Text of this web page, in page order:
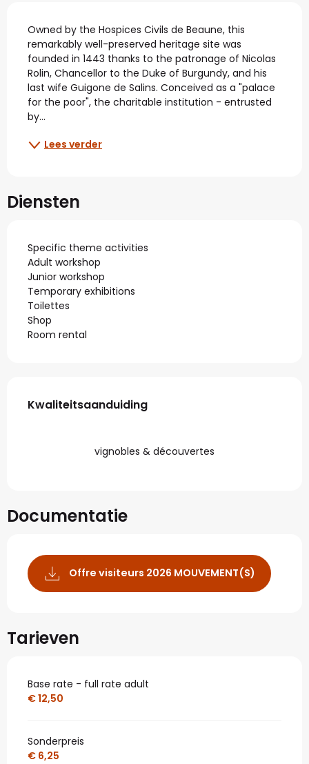
Beschrijving
Owned by the Hospices Civils de Beaune, this
remarkably well-preserved heritage site was
founded in 1443 thanks to the patronage of Nicolas
Rolin, Chancellor to the Duke of Burgundy, and his
last wife Guigone de Salins. Conceived as a "palace
for the poor", the charitable institution - entrusted
by...
Lees verder
Diensten
Specific theme activities
Adult workshop
Junior workshop
Temporary exhibitions
Toilettes
Shop
Room rental
Dienstverlening
Kwaliteitsaanduiding
Kwaliteitsaanduiding
vignobles & découvertes
Documentatie
Offre visiteurs 2026 MOUVEMENT(S)
Tarieven
Base rate - full rate adult
€ 12,50
Sonderpreis
€ 6,25